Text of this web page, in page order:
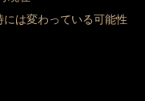
は変わっている可能性